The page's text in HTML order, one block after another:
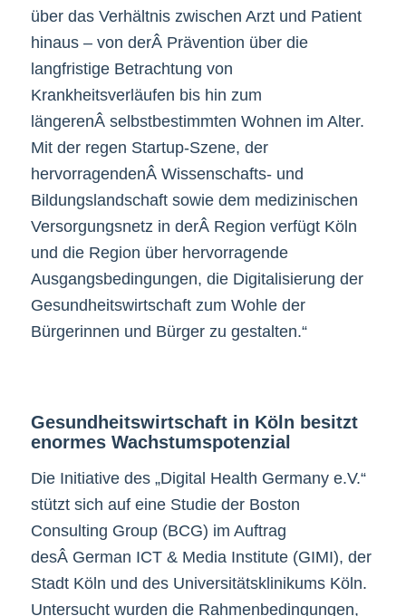
über das Verhältnis zwischen Arzt und Patient
hinaus – von derÂ Prävention über die
langfristige Betrachtung von
Krankheitsverläufen bis hin zum
längerenÂ selbstbestimmten Wohnen im Alter.
Mit der regen Startup-Szene, der
hervorragendenÂ Wissenschafts- und
Bildungslandschaft sowie dem medizinischen
Versorgungsnetz in derÂ Region verfügt Köln
und die Region über hervorragende
Ausgangsbedingungen, die Digitalisierung der
Gesundheitswirtschaft zum Wohle der
Bürgerinnen und Bürger zu gestalten.“
Gesundheitswirtschaft in Köln besitzt
enormes Wachstumspotenzial
Die Initiative des „Digital Health Germany e.V.“
stützt sich auf eine Studie der Boston
Consulting Group (BCG) im Auftrag
desÂ German ICT & Media Institute (GIMI), der
Stadt Köln und des Universitätsklinikums Köln.
Untersucht wurden die Rahmenbedingungen,